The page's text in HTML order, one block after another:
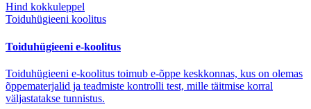
Hind kokkuleppel
Toiduhügieeni koolitus
Toiduhügieeni e-koolitus
Toiduhügieeni e-koolitus toimub e-õppe keskkonnas, kus on olemas
õppematerjalid ja teadmiste kontrolli test, mille täitmise korral
väljastatakse tunnistus.